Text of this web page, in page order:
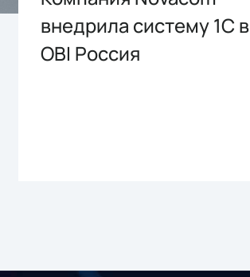
внедрила систему 1С в
OBI Россия